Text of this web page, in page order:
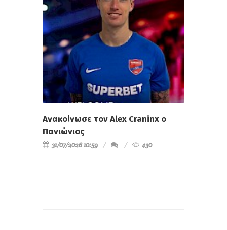
Ανακοίνωσε τον Alex Craninx ο
Πανιώνιος
31/07/2026 10:59 430